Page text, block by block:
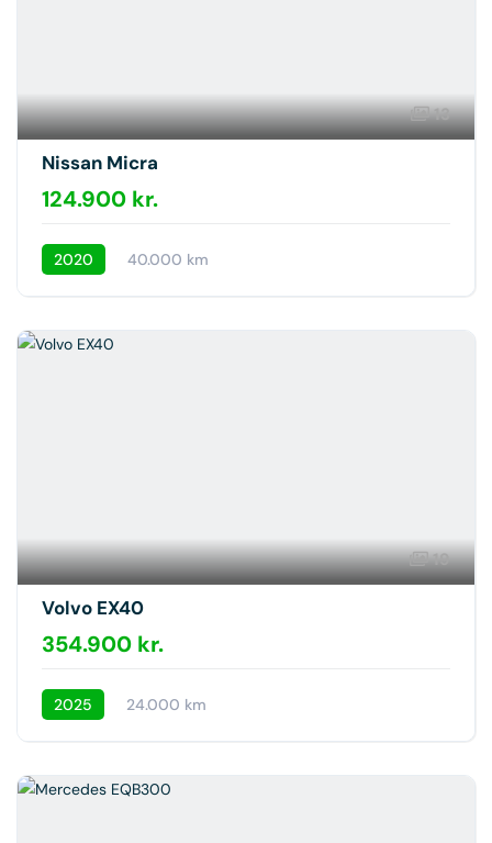
13
Nissan Micra
124.900 kr.
2020 40.000 km
19
Volvo EX40
354.900 kr.
2025 24.000 km